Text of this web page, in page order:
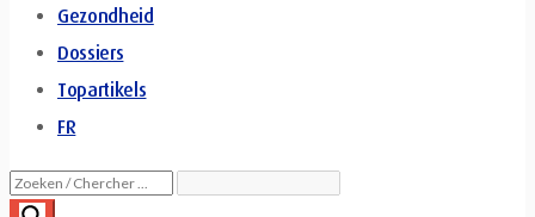
Gezondheid
Dossiers
Topartikels
FR